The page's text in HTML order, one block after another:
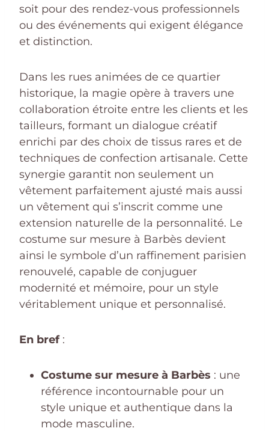
soit pour des rendez-vous professionnels
ou des événements qui exigent élégance
et distinction.
Dans les rues animées de ce quartier
historique, la magie opère à travers une
collaboration étroite entre les clients et les
tailleurs, formant un dialogue créatif
enrichi par des choix de tissus rares et de
techniques de confection artisanale. Cette
synergie garantit non seulement un
vêtement parfaitement ajusté mais aussi
un vêtement qui s’inscrit comme une
extension naturelle de la personnalité. Le
costume sur mesure à Barbès devient
ainsi le symbole d’un raffinement parisien
renouvelé, capable de conjuguer
modernité et mémoire, pour un style
véritablement unique et personnalisé.
En bref:
Costume sur mesure à Barbès : une
référence incontournable pour un
style unique et authentique dans la
mode masculine.